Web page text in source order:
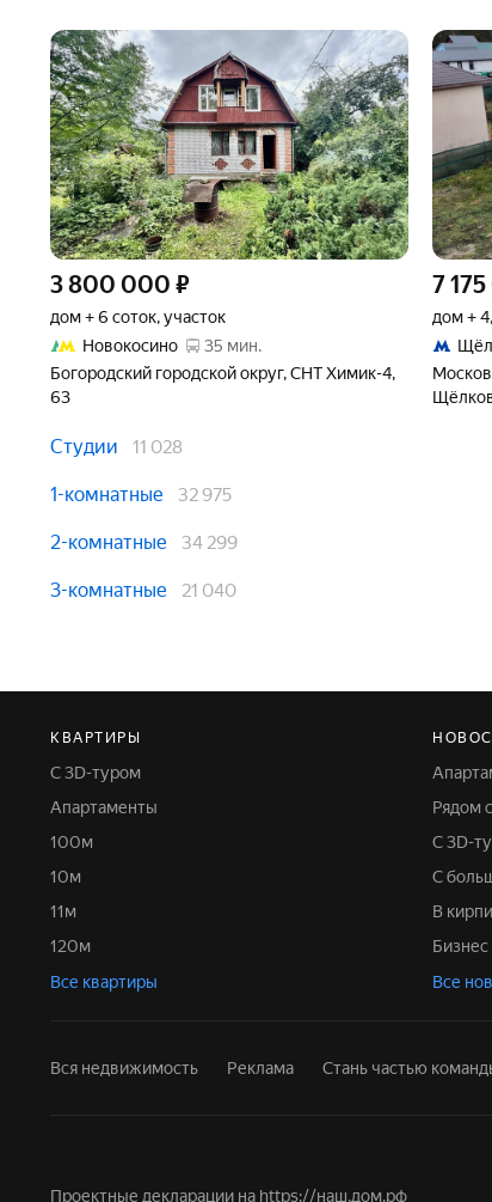
3 800 000 ₽
дом + 6 соток, участок
Новокосино
35 мин.
Богородский городской округ, СНТ Химик-4,
63
7
дом +
Студии 11 028
1-комнатные 32 975
2-комнатные 34 299
3-комнатные 21 040
КВАРТИРЫ
С 3D-туром
Апартаменты
100м
10м
11м
120м
Все квартиры
Рядом
С 3D-
С
В
Все
Вся недвижимость Реклама Стань частью
Проектные декларации на https://наш.дом.рф